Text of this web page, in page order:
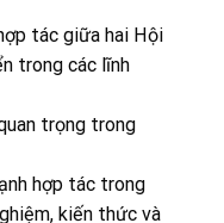
tác giữa hai Hội
trong các lĩnh
trọng trong
hợp tác trong
kiến thức và